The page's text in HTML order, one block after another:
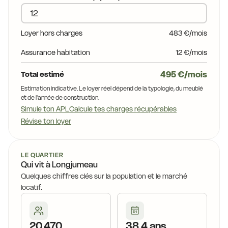
17,1 €
15,8 €
15,8 €
16,7 €
17,6 €
Loyer hors charges 483 €/mois
Assurance habitation 12 €/mois
Total estimé 495 €/mois
Estimation indicative. Le loyer réel dépend de la typologie, du meublé
et de l'année de construction.
Simule ton APLCalcule tes charges récupérables
Révise ton loyer
LE QUARTIER
Qui vit à Longjumeau
Quelques chiffres clés sur la population et le marché
locatif.